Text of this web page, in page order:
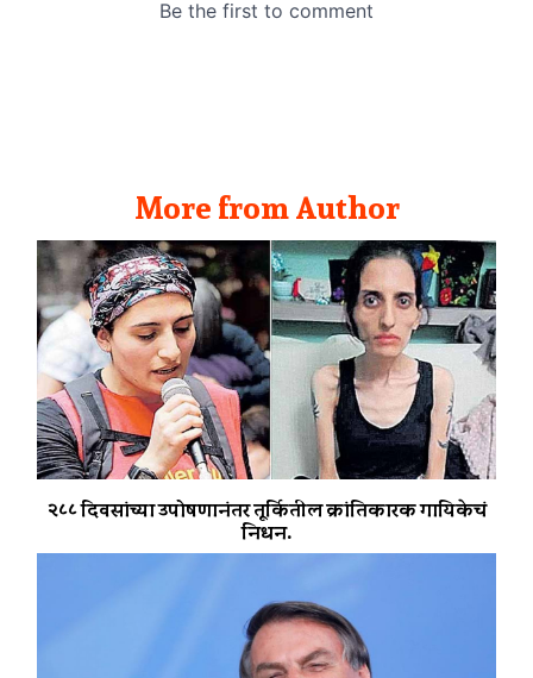
More from Author
२८८ दिवसांच्या उपोषणानंतर तूर्कितील क्रांतिकारक गायिकेचं
निधन.